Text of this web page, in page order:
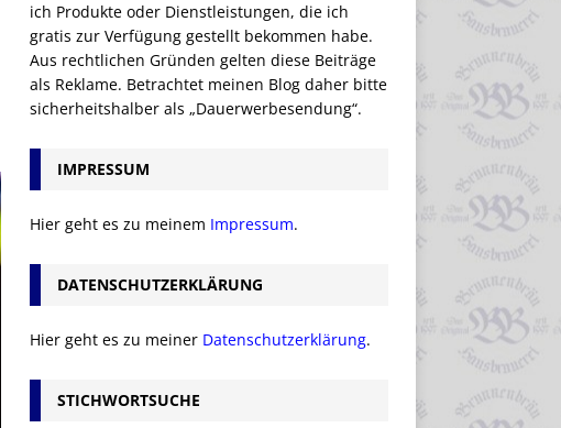
ich Produkte oder Dienstleistungen, die ich
gratis zur Verfügung gestellt bekommen habe.
Aus rechtlichen Gründen gelten diese Beiträge
als Reklame. Betrachtet meinen Blog daher bitte
sicherheitshalber als „Dauerwerbesendung“.
IMPRESSUM
Hier geht es zu meinem Impressum.
DATENSCHUTZERKLÄRUNG
Hier geht es zu meiner Datenschutzerklärung.
STICHWORTSUCHE